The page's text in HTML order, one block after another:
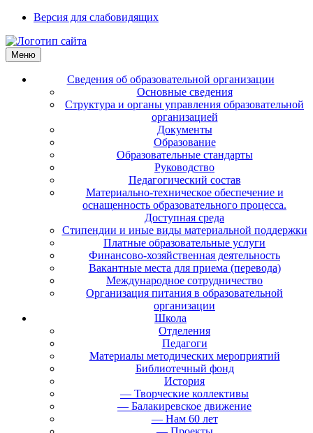
Версия для слабовидящих
Меню
Сведения об образовательной организации
Основные сведения
Структура и органы управления образовательной
организацией
Документы
Образование
Образовательные стандарты
Руководство
Педагогический состав
Материально-техническое обеспечение и
оснащенность образовательного процесса.
Доступная среда
Стипендии и иные виды материальной поддержки
Платные образовательные услуги
Финансово-хозяйственная деятельность
Вакантные места для приема (перевода)
Международное сотрудничество
Организация питания в образовательной
организации
Школа
Отделения
Педагоги
Материалы методических мероприятий
Библиотечный фонд
История
— Творческие коллективы
— Балакиревское движение
— Нам 60 лет